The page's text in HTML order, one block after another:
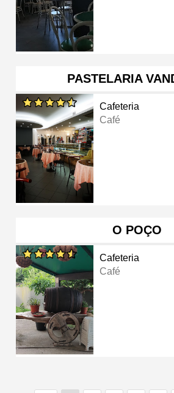
PASTELARIA
Cafeteria
Café
O POÇO
Cafeteria
Café